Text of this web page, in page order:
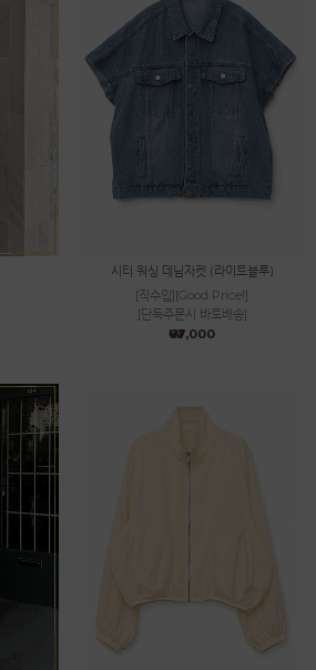
시티 워싱 데님자켓 (라이트블루)
[직수입][Good Price!]
[단독주문시 바로배송]
₩67,000